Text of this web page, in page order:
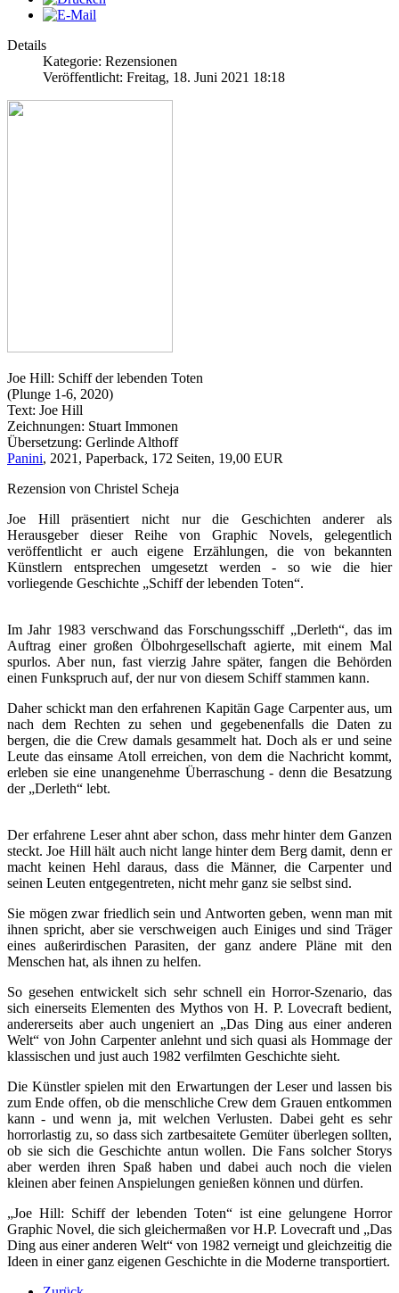
Details
Kategorie: Rezensionen
Veröffentlicht: Freitag, 18. Juni 2021 18:18
Joe Hill: Schiff der lebenden Toten
(Plunge 1-6, 2020)
Text: Joe Hill
Zeichnungen: Stuart Immonen
Übersetzung: Gerlinde Althoff
Panini, 2021, Paperback, 172 Seiten, 19,00 EUR
Rezension von Christel Scheja
Joe Hill präsentiert nicht nur die Geschichten anderer als
Herausgeber dieser Reihe von Graphic Novels, gelegentlich
veröffentlicht er auch eigene Erzählungen, die von bekannten
Künstlern entsprechen umgesetzt werden - so wie die hier
vorliegende Geschichte „Schiff der lebenden Toten“.
Im Jahr 1983 verschwand das Forschungsschiff „Derleth“, das im
Auftrag einer großen Ölbohrgesellschaft agierte, mit einem Mal
spurlos. Aber nun, fast vierzig Jahre später, fangen die Behörden
einen Funkspruch auf, der nur von diesem Schiff stammen kann.
Daher schickt man den erfahrenen Kapitän Gage Carpenter aus, um
nach dem Rechten zu sehen und gegebenenfalls die Daten zu
bergen, die die Crew damals gesammelt hat. Doch als er und seine
Leute das einsame Atoll erreichen, von dem die Nachricht kommt,
erleben sie eine unangenehme Überraschung - denn die Besatzung
der „Derleth“ lebt.
Der erfahrene Leser ahnt aber schon, dass mehr hinter dem Ganzen
steckt. Joe Hill hält auch nicht lange hinter dem Berg damit, denn er
macht keinen Hehl daraus, dass die Männer, die Carpenter und
seinen Leuten entgegentreten, nicht mehr ganz sie selbst sind.
Sie mögen zwar friedlich sein und Antworten geben, wenn man mit
ihnen spricht, aber sie verschweigen auch Einiges und sind Träger
eines außerirdischen Parasiten, der ganz andere Pläne mit den
Menschen hat, als ihnen zu helfen.
So gesehen entwickelt sich sehr schnell ein Horror-Szenario, das
sich einerseits Elementen des Mythos von H. P. Lovecraft bedient,
andererseits aber auch ungeniert an „Das Ding aus einer anderen
Welt“ von John Carpenter anlehnt und sich quasi als Hommage der
klassischen und just auch 1982 verfilmten Geschichte sieht.
Die Künstler spielen mit den Erwartungen der Leser und lassen bis
zum Ende offen, ob die menschliche Crew dem Grauen entkommen
kann - und wenn ja, mit welchen Verlusten. Dabei geht es sehr
horrorlastig zu, so dass sich zartbesaitete Gemüter überlegen sollten,
ob sie sich die Geschichte antun wollen. Die Fans solcher Storys
aber werden ihren Spaß haben und dabei auch noch die vielen
kleinen aber feinen Anspielungen genießen können und dürfen.
„Joe Hill: Schiff der lebenden Toten“ ist eine gelungene Horror
Graphic Novel, die sich gleichermaßen vor H.P. Lovecraft und „Das
Ding aus einer anderen Welt“ von 1982 verneigt und gleichzeitig die
Ideen in einer ganz eigenen Geschichte in die Moderne transportiert.